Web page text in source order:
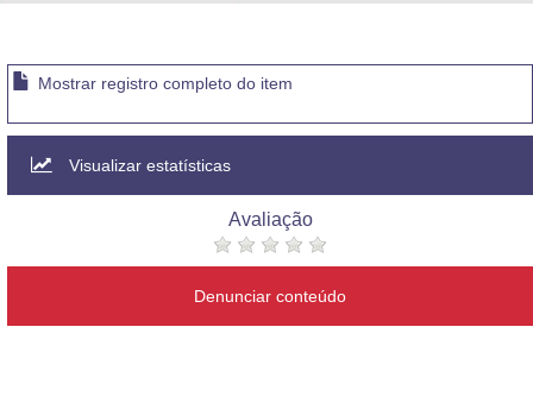
Mostrar registro completo do item
Visualizar estatísticas
Avaliação
Denunciar conteúdo